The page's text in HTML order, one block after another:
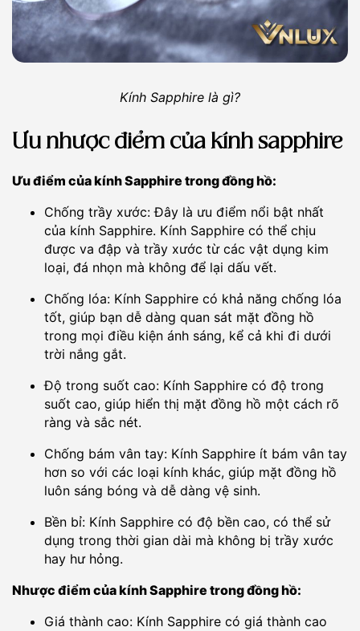
Kính Sapphire là gì?
Ưu nhược điểm của kính sapphire
Ưu điểm của kính Sapphire trong đồng hồ:
Chống trầy xước: Đây là ưu điểm nổi bật nhất
của kính Sapphire. Kính Sapphire có thể chịu
được va đập và trầy xước từ các vật dụng kim
loại, đá nhọn mà không để lại dấu vết.
Chống lóa: Kính Sapphire có khả năng chống lóa
tốt, giúp bạn dễ dàng quan sát mặt đồng hồ
trong mọi điều kiện ánh sáng, kể cả khi đi dưới
trời nắng gắt.
Độ trong suốt cao: Kính Sapphire có độ trong
suốt cao, giúp hiển thị mặt đồng hồ một cách rõ
ràng và sắc nét.
Chống bám vân tay: Kính Sapphire ít bám vân tay
hơn so với các loại kính khác, giúp mặt đồng hồ
luôn sáng bóng và dễ dàng vệ sinh.
Bền bỉ: Kính Sapphire có độ bền cao, có thể sử
dụng trong thời gian dài mà không bị trầy xước
hay hư hỏng.
Nhược điểm của kính Sapphire trong đồng hồ:
Giá thành cao: Kính Sapphire có giá thành cao